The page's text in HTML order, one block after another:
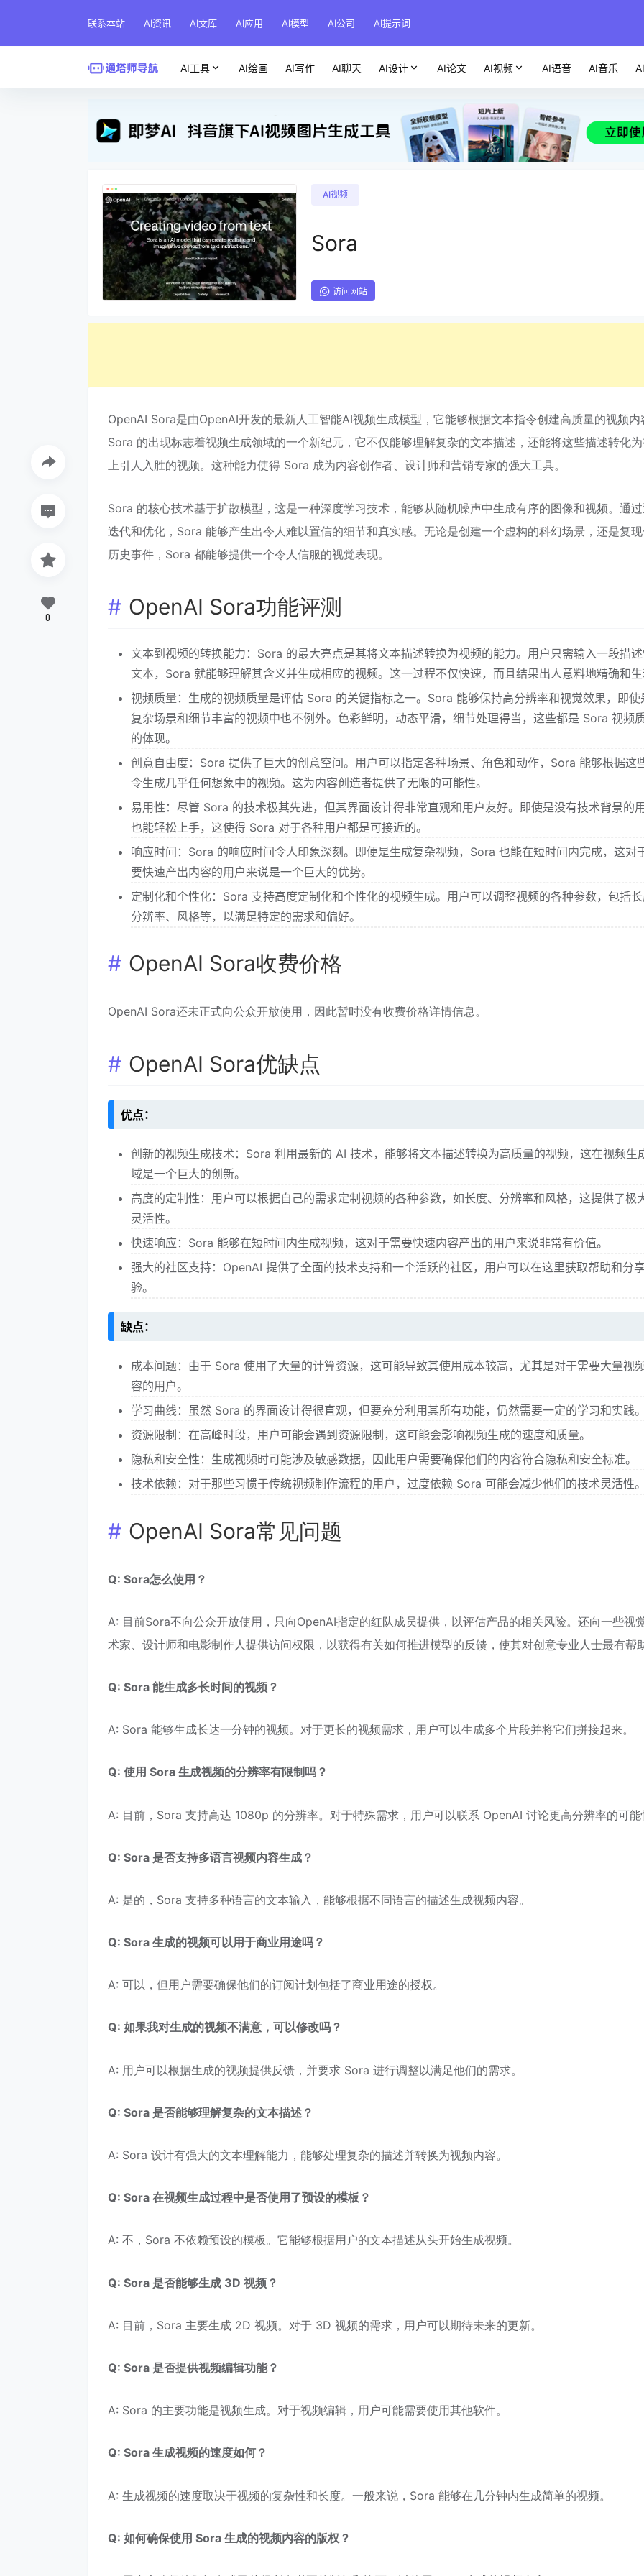
联系本站 AI资讯 AI文库 AI应用 AI模型 AI公司 AI提示词
AI工具 AI绘画 AI写作 AI聊天 AI设计 AI论文 AI视频 AI语音 AI音乐
AI视频
Sora
访问网站
OpenAI Sora是由OpenAI开发的最新人工智能AI视频生成模型，它能够根据文本指令创建高质量的视频内
Sora 的出现标志着视频生成领域的一个新纪元，它不仅能够理解复杂的文本描述，还能将这些描述转化
上引人入胜的视频。这种能力使得 Sora 成为内容创作者、设计师和营销专家的强大工具。
Sora 的核心技术基于扩散模型，这是一种深度学习技术，能够从随机噪声中生成有序的图像和视频。通
迭代和优化，Sora 能够产生出令人难以置信的细节和真实感。无论是创建一个虚构的科幻场景，还是复
历史事件，Sora 都能够提供一个令人信服的视觉表现。
OpenAI Sora功能评测
文本到视频的转换能力：Sora 的最大亮点是其将文本描述转换为视频的能力。用户只需输入一段描
文本，Sora 就能够理解其含义并生成相应的视频。这一过程不仅快速，而且结果出人意料地精确和生
视频质量：生成的视频质量是评估 Sora 的关键指标之一。Sora 能够保持高分辨率和视觉效果，即使
复杂场景和细节丰富的视频中也不例外。色彩鲜明，动态平滑，细节处理得当，这些都是 Sora 视频
的体现。
创意自由度：Sora 提供了巨大的创意空间。用户可以指定各种场景、角色和动作，Sora 能够根据这
令生成几乎任何想象中的视频。这为内容创造者提供了无限的可能性。
易用性：尽管 Sora 的技术极其先进，但其界面设计得非常直观和用户友好。即使是没有技术背景的
也能轻松上手，这使得 Sora 对于各种用户都是可接近的。
响应时间：Sora 的响应时间令人印象深刻。即便是生成复杂视频，Sora 也能在短时间内完成，这对
要快速产出内容的用户来说是一个巨大的优势。
定制化和个性化：Sora 支持高度定制化和个性化的视频生成。用户可以调整视频的各种参数，包括长
分辨率、风格等，以满足特定的需求和偏好。
OpenAI Sora收费价格
OpenAI Sora还未正式向公众开放使用，因此暂时没有收费价格详情信息。
OpenAI Sora优缺点
优点：
创新的视频生成技术：Sora 利用最新的 AI 技术，能够将文本描述转换为高质量的视频，这在视频生
域是一个巨大的创新。
高度的定制性：用户可以根据自己的需求定制视频的各种参数，如长度、分辨率和风格，这提供了极
灵活性。
快速响应：Sora 能够在短时间内生成视频，这对于需要快速内容产出的用户来说非常有价值。
强大的社区支持：OpenAI 提供了全面的技术支持和一个活跃的社区，用户可以在这里获取帮助和分
验。
缺点：
成本问题：由于 Sora 使用了大量的计算资源，这可能导致其使用成本较高，尤其是对于需要大量视
容的用户。
学习曲线：虽然 Sora 的界面设计得很直观，但要充分利用其所有功能，仍然需要一定的学习和实践。
资源限制：在高峰时段，用户可能会遇到资源限制，这可能会影响视频生成的速度和质量。
隐私和安全性：生成视频时可能涉及敏感数据，因此用户需要确保他们的内容符合隐私和安全标准。
技术依赖：对于那些习惯于传统视频制作流程的用户，过度依赖 Sora 可能会减少他们的技术灵活性。
OpenAI Sora常见问题
Q: Sora怎么使用？
A: 目前Sora不向公众开放使用，只向OpenAI指定的红队成员提供，以评估产品的相关风险。还向一些视
术家、设计师和电影制作人提供访问权限，以获得有关如何推进模型的反馈，使其对创意专业人士最有帮助
Q: Sora 能生成多长时间的视频？
A: Sora 能够生成长达一分钟的视频。对于更长的视频需求，用户可以生成多个片段并将它们拼接起来。
Q: 使用 Sora 生成视频的分辨率有限制吗？
A: 目前，Sora 支持高达 1080p 的分辨率。对于特殊需求，用户可以联系 OpenAI 讨论更高分辨率的可能
Q: Sora 是否支持多语言视频内容生成？
A: 是的，Sora 支持多种语言的文本输入，能够根据不同语言的描述生成视频内容。
Q: Sora 生成的视频可以用于商业用途吗？
A: 可以，但用户需要确保他们的订阅计划包括了商业用途的授权。
Q: 如果我对生成的视频不满意，可以修改吗？
A: 用户可以根据生成的视频提供反馈，并要求 Sora 进行调整以满足他们的需求。
Q: Sora 是否能够理解复杂的文本描述？
A: Sora 设计有强大的文本理解能力，能够处理复杂的描述并转换为视频内容。
Q: Sora 在视频生成过程中是否使用了预设的模板？
A: 不，Sora 不依赖预设的模板。它能够根据用户的文本描述从头开始生成视频。
Q: Sora 是否能够生成 3D 视频？
A: 目前，Sora 主要生成 2D 视频。对于 3D 视频的需求，用户可以期待未来的更新。
Q: Sora 是否提供视频编辑功能？
A: Sora 的主要功能是视频生成。对于视频编辑，用户可能需要使用其他软件。
Q: Sora 生成视频的速度如何？
A: 生成视频的速度取决于视频的复杂性和长度。一般来说，Sora 能够在几分钟内生成简单的视频。
Q: 如何确保使用 Sora 生成的视频内容的版权？
0